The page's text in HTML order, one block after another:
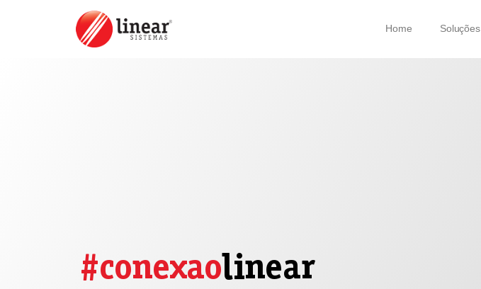
Home Soluções
#conexaolinear